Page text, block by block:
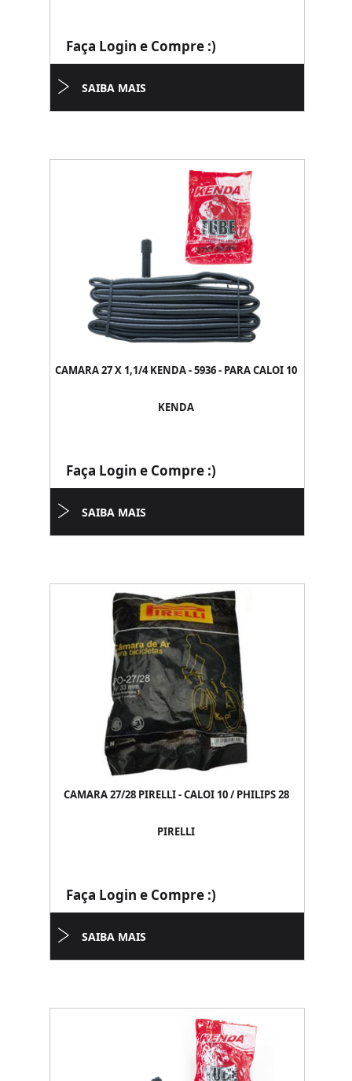
Faça Login e Compre :)
SAIBA MAIS
CAMARA 27 X 1,1/4 KENDA - 5936 - PARA CALOI 10
KENDA
Faça Login e Compre :)
SAIBA MAIS
CAMARA 27/28 PIRELLI - CALOI 10 / PHILIPS 28
PIRELLI
Faça Login e Compre :)
SAIBA MAIS